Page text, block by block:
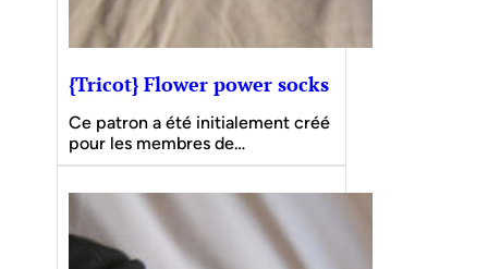
{Tricot} Flower power socks
Ce patron a été initialement créé
pour les membres de…